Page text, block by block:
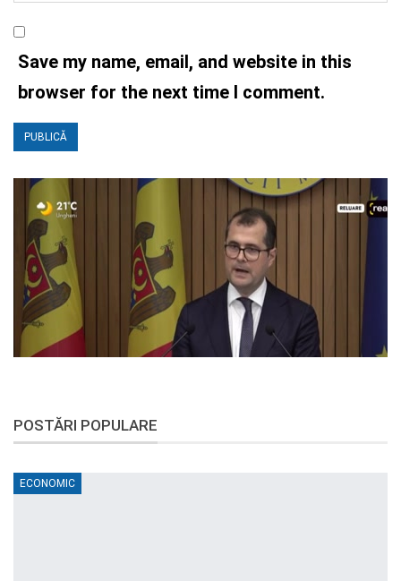
Save my name, email, and website in this
browser for the next time I comment.
POSTĂRI POPULARE
ECONOMIC